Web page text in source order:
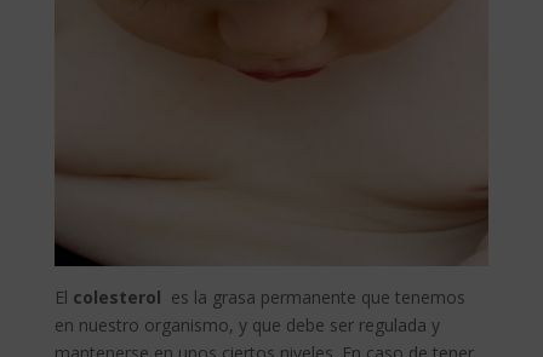
El colesterol es la grasa permanente que tenemos
en nuestro organismo, y que debe ser regulada y
mantenerse en unos ciertos niveles. En caso de tener